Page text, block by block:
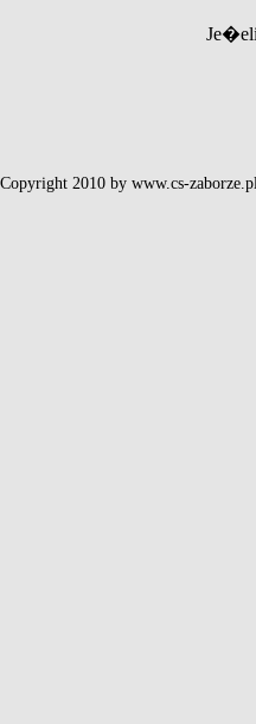
Copyright 2010 by www.cs-